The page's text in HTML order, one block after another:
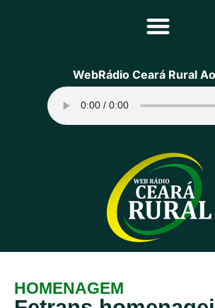
Principal
Programação
Equipe
Contato
Sobre
WebRádio Ceará Rural
HOMENAGEM